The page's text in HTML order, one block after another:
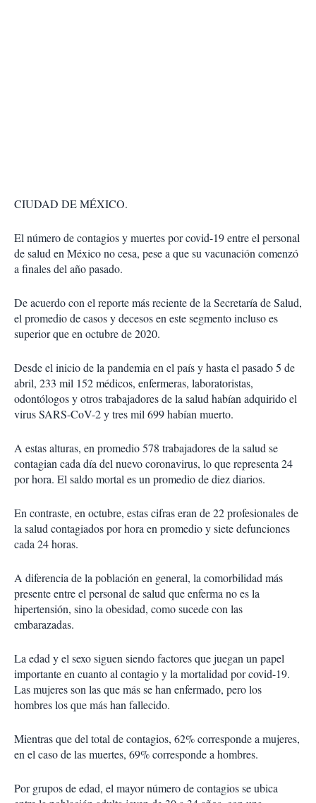
CIUDAD DE MÉXICO.
El número de contagios y muertes por covid-19 entre el personal
de salud en México no cesa, pese a que su vacunación comenzó
a finales del año pasado.
De acuerdo con el reporte más reciente de la Secretaría de Salud,
el promedio de casos y decesos en este segmento incluso es
superior que en octubre de 2020.
Desde el inicio de la pandemia en el país y hasta el pasado 5 de
abril, 233 mil 152 médicos, enfermeras, laboratoristas,
odontólogos y otros trabajadores de la salud habían adquirido el
virus SARS-CoV-2 y tres mil 699 habían muerto.
A estas alturas, en promedio 578 trabajadores de la salud se
contagian cada día del nuevo coronavirus, lo que representa 24
por hora. El saldo mortal es un promedio de diez diarios.
En contraste, en octubre, estas cifras eran de 22 profesionales de
la salud contagiados por hora en promedio y siete defunciones
cada 24 horas.
A diferencia de la población en general, la comorbilidad más
presente entre el personal de salud que enferma no es la
hipertensión, sino la obesidad, como sucede con las
embarazadas.
La edad y el sexo siguen siendo factores que juegan un papel
importante en cuanto al contagio y la mortalidad por covid-19.
Las mujeres son las que más se han enfermado, pero los
hombres los que más han fallecido.
Mientras que del total de contagios, 62% corresponde a mujeres,
en el caso de las muertes, 69% corresponde a hombres.
Por grupos de edad, el mayor número de contagios se ubica